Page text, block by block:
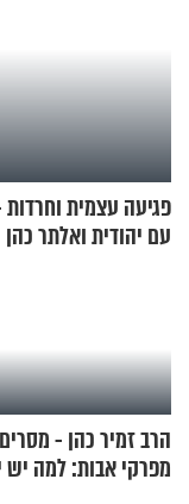
פגיעה עצמית
עם יהודית ואלתר כהן
הרב זמיר כהן -
מפרקי אבות: למה יש